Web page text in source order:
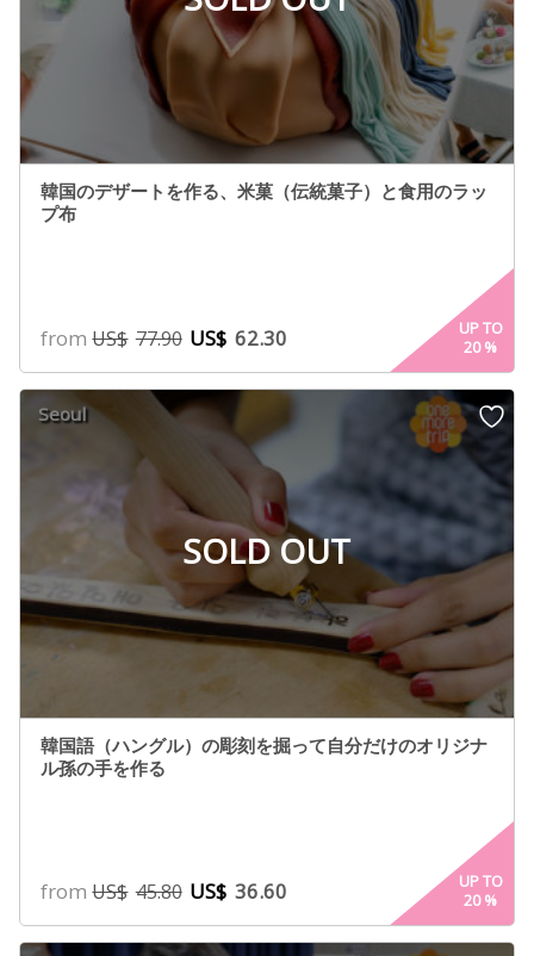
韓国のデザートを作る、米菓（伝統菓子）と食用のラッ
プ布
fromUS$ 77.90 US$ 62.30
UP TO
20%
SOLD OUT
Seoul
韓国語（ハングル）の彫刻を掘って自分だけのオリジナ
ル孫の手を作る
fromUS$ 45.80 US$ 36.60
UP TO
20%